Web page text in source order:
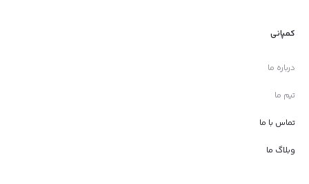
کمپانی
درباره ما
تیم ما
تماس با ما
وبلاگ ما